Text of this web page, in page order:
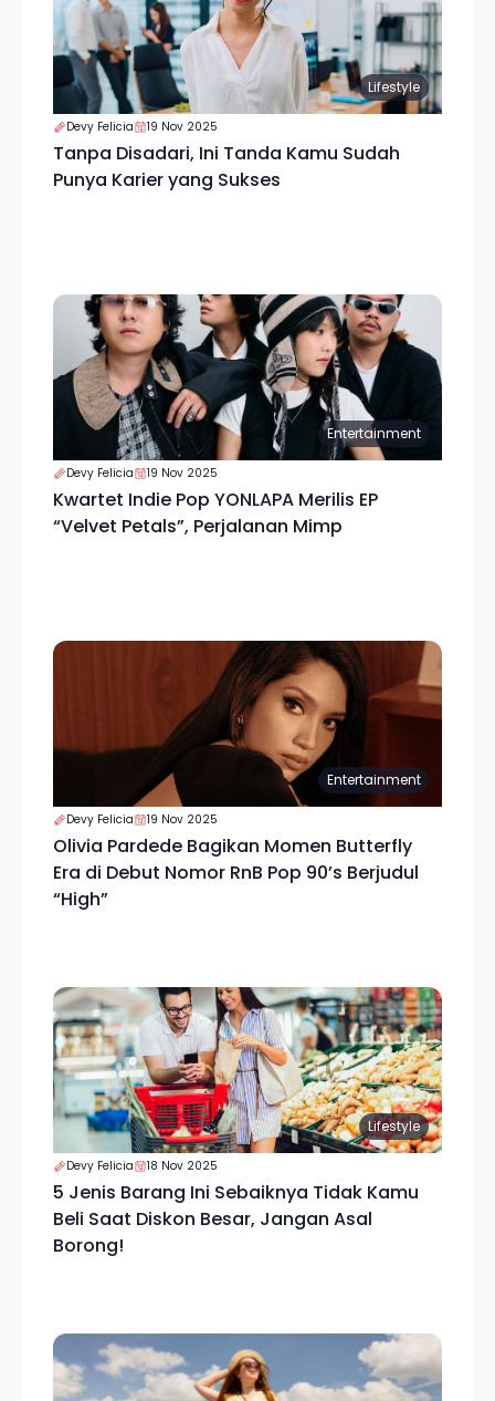
Lifestyle
Devy Felicia 19 Nov 2025
Tanpa Disadari, Ini Tanda Kamu Sudah
Punya Karier yang Sukses
Entertainment
Devy Felicia 19 Nov 2025
Kwartet Indie Pop YONLAPA Merilis EP
“Velvet Petals”, Perjalanan Mimp
Entertainment
Devy Felicia 19 Nov 2025
Olivia Pardede Bagikan Momen Butterfly
Era di Debut Nomor RnB Pop 90’s Berjudul
“High”
Lifestyle
Devy Felicia 18 Nov 2025
5 Jenis Barang Ini Sebaiknya Tidak Kamu
Beli Saat Diskon Besar, Jangan Asal
Borong!